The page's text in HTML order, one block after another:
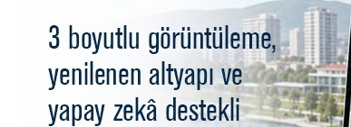
ders çalışan öğrencilere sürpriz